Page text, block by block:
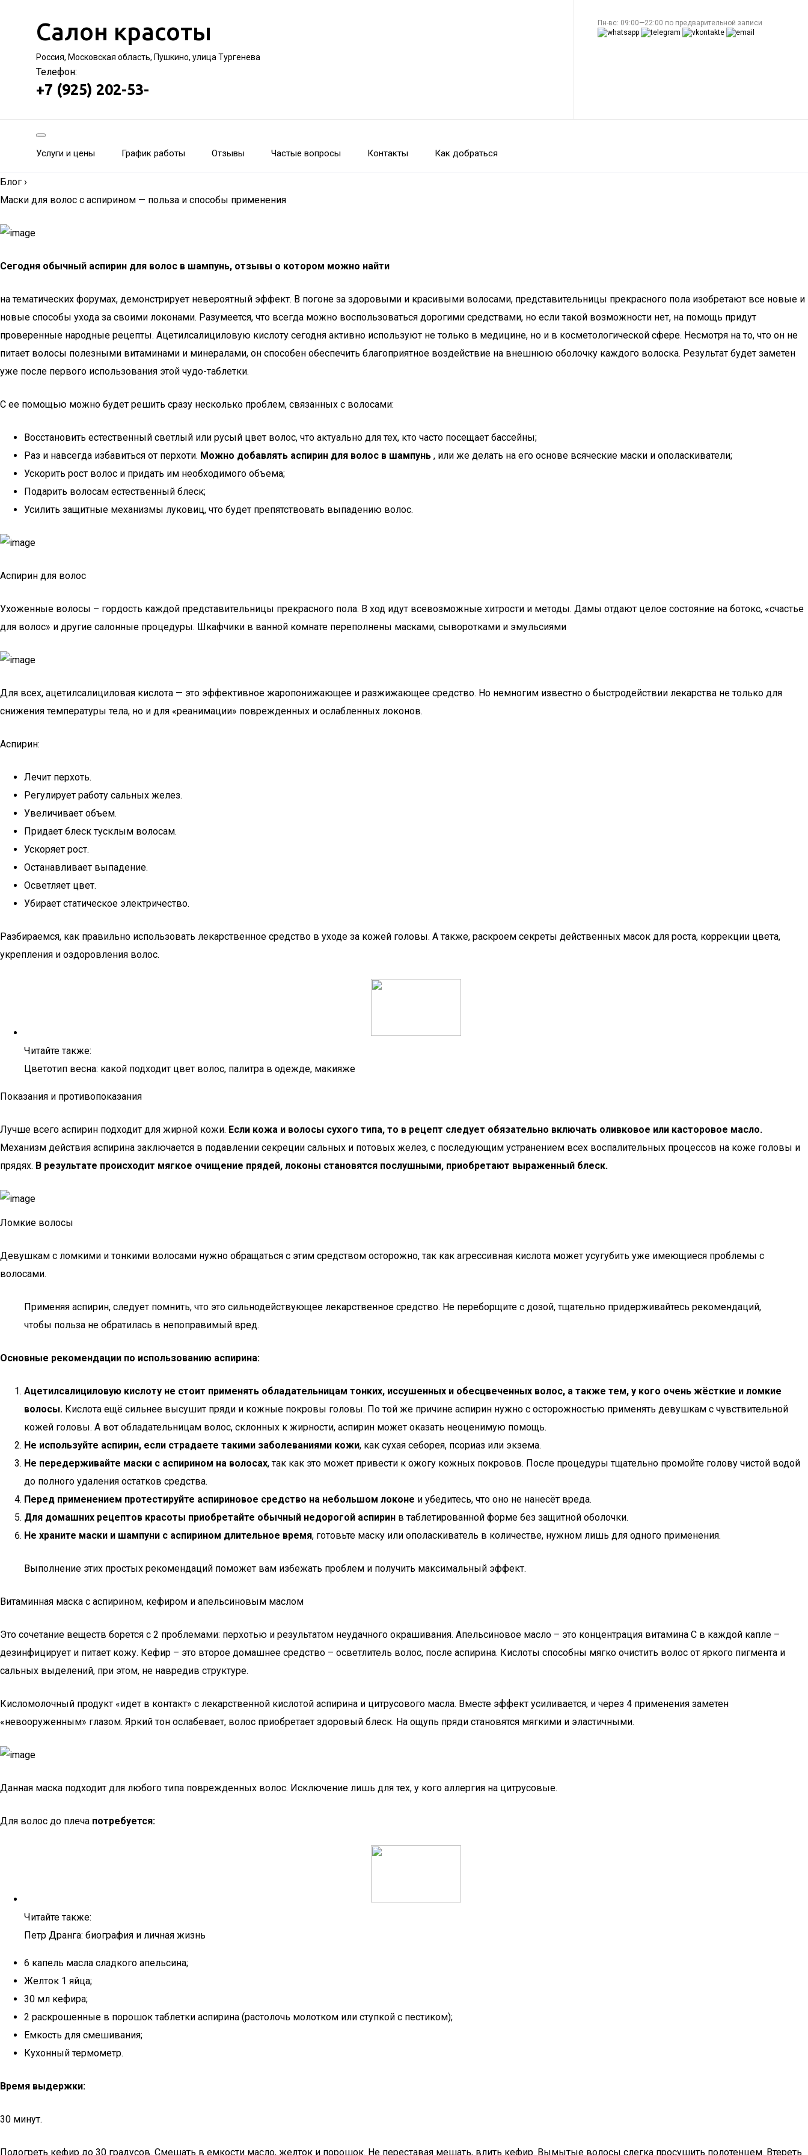
Салон красоты
Россия, Московская область, Пушкино, улица Тургенева
Телефон:
+7 (925) 202-53-
Пн-вс: 09:00—22:00 по предварительной записи
Услуги и цены График работы Отзывы Частые вопросы Контакты Как добраться
Блог ›
Маски для волос с аспирином — польза и способы применения
Сегодня обычный аспирин для волос в шампунь, отзывы о котором можно найти
на тематических форумах, демонстрирует невероятный эффект. В погоне за здоровыми и красивыми волосами, представительницы прекрасного пола изобретают все новые и
новые способы ухода за своими локонами. Разумеется, что всегда можно воспользоваться дорогими средствами, но если такой возможности нет, на помощь придут
проверенные народные рецепты. Ацетилсалициловую кислоту сегодня активно используют не только в медицине, но и в косметологической сфере. Несмотря на то, что он не
питает волосы полезными витаминами и минералами, он способен обеспечить благоприятное воздействие на внешнюю оболочку каждого волоска. Результат будет заметен
уже после первого использования этой чудо-таблетки.
С ее помощью можно будет решить сразу несколько проблем, связанных с волосами:
Восстановить естественный светлый или русый цвет волос, что актуально для тех, кто часто посещает бассейны;
Раз и навсегда избавиться от перхоти. Можно добавлять аспирин для волос в шампунь , или же делать на его основе всяческие маски и ополаскиватели;
Ускорить рост волос и придать им необходимого объема;
Подарить волосам естественный блеск;
Усилить защитные механизмы луковиц, что будет препятствовать выпадению волос.
Аспирин для волос
Ухоженные волосы – гордость каждой представительницы прекрасного пола. В ход идут всевозможные хитрости и методы. Дамы отдают целое состояние на ботокс, «счастье
для волос» и другие салонные процедуры. Шкафчики в ванной комнате переполнены масками, сыворотками и эмульсиями
Для всех, ацетилсалициловая кислота — это эффективное жаропонижающее и разжижающее средство. Но немногим известно о быстродействии лекарства не только для
снижения температуры тела, но и для «реанимации» поврежденных и ослабленных локонов.
Аспирин:
Лечит перхоть.
Регулирует работу сальных желез.
Увеличивает объем.
Придает блеск тусклым волосам.
Ускоряет рост.
Останавливает выпадение.
Осветляет цвет.
Убирает статическое электричество.
Разбираемся, как правильно использовать лекарственное средство в уходе за кожей головы. А также, раскроем секреты действенных масок для роста, коррекции цвета,
укрепления и оздоровления волос.
Читайте также:
Цветотип весна: какой подходит цвет волос, палитра в одежде, макияже
Показания и противопоказания
Лучше всего аспирин подходит для жирной кожи. Если кожа и волосы сухого типа, то в рецепт следует обязательно включать оливковое или касторовое масло.
Механизм действия аспирина заключается в подавлении секреции сальных и потовых желез, с последующим устранением всех воспалительных процессов на коже головы и
прядях. В результате происходит мягкое очищение прядей, локоны становятся послушными, приобретают выраженный блеск.
Ломкие волосы
Девушкам с ломкими и тонкими волосами нужно обращаться с этим средством осторожно, так как агрессивная кислота может усугубить уже имеющиеся проблемы с
волосами.
Применяя аспирин, следует помнить, что это сильнодействующее лекарственное средство. Не переборщите с дозой, тщательно придерживайтесь рекомендаций,
чтобы польза не обратилась в непоправимый вред.
Основные рекомендации по использованию аспирина:
Ацетилсалициловую кислоту не стоит применять обладательницам тонких, иссушенных и обесцвеченных волос, а также тем, у кого очень жёсткие и ломкие
волосы. Кислота ещё сильнее высушит пряди и кожные покровы головы. По той же причине аспирин нужно с осторожностью применять девушкам с чувствительной
кожей головы. А вот обладательницам волос, склонных к жирности, аспирин может оказать неоценимую помощь.
Не используйте аспирин, если страдаете такими заболеваниями кожи, как сухая себорея, псориаз или экзема.
Не передерживайте маски с аспирином на волосах, так как это может привести к ожогу кожных покровов. После процедуры тщательно промойте голову чистой водой
до полного удаления остатков средства.
Перед применением протестируйте аспириновое средство на небольшом локоне и убедитесь, что оно не нанесёт вреда.
Для домашних рецептов красоты приобретайте обычный недорогой аспирин в таблетированной форме без защитной оболочки.
Не храните маски и шампуни с аспирином длительное время, готовьте маску или ополаскиватель в количестве, нужном лишь для одного применения.
Выполнение этих простых рекомендаций поможет вам избежать проблем и получить максимальный эффект.
Витаминная маска с аспирином, кефиром и апельсиновым маслом
Это сочетание веществ борется с 2 проблемами: перхотью и результатом неудачного окрашивания. Апельсиновое масло – это концентрация витамина С в каждой капле –
дезинфицирует и питает кожу. Кефир – это второе домашнее средство – осветлитель волос, после аспирина. Кислоты способны мягко очистить волос от яркого пигмента и
сальных выделений, при этом, не навредив структуре.
Кисломолочный продукт «идет в контакт» с лекарственной кислотой аспирина и цитрусового масла. Вместе эффект усиливается, и через 4 применения заметен
«невооруженным» глазом. Яркий тон ослабевает, волос приобретает здоровый блеск. На ощупь пряди становятся мягкими и эластичными.
Данная маска подходит для любого типа поврежденных волос. Исключение лишь для тех, у кого аллергия на цитрусовые.
Для волос до плеча потребуется:
Читайте также:
Петр Дранга: биография и личная жизнь
6 капель масла сладкого апельсина;
Желток 1 яйца;
30 мл кефира;
2 раскрошенные в порошок таблетки аспирина (растолочь молотком или ступкой с пестиком);
Емкость для смешивания;
Кухонный термометр.
Время выдержки:
30 минут.
Подогреть кефир до 30 градусов. Смешать в емкости масло, желток и порошок. Не переставая мешать, влить кефир. Вымытые волосы слегка просушить полотенцем. Втереть